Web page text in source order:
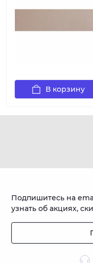
В корзину
Подпишитесь на
узнать об акциях,